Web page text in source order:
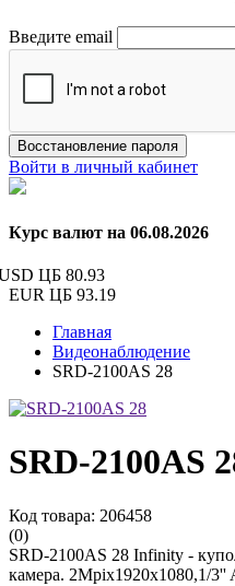
Введите email
Восстановление пароля
Войти в личный кабинет
Курс валют на 06.08.2026
ЦБ 80.93
EUR ЦБ 93.19
Главная
Видеонаблюдение
SRD-2100AS 28
SRD-2100AS
Код товара: 206458
(0)
SRD-2100AS 28 Infinity -
камера. 2Mpix1920x1080,1/